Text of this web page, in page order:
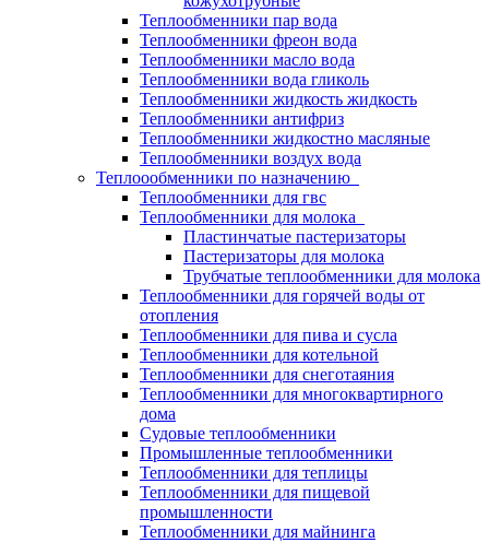
Теплообменники пар вода
Теплообменники фреон вода
Теплообменники масло вода
Теплообменники вода гликоль
Теплообменники жидкость жидкость
Теплообменники антифриз
Теплообменники жидкостно масляные
Теплообменники воздух вода
Теплоообменники по назначению
Теплообменники для гвс
Теплообменники для молока
Пластинчатые пастеризаторы
Пастеризаторы для молока
Трубчатые теплообменники для молока
Теплообменники для горячей воды от
отопления
Теплообменники для пива и сусла
Теплообменники для котельной
Теплообменники для снеготаяния
Теплообменники для многоквартирного
дома
Судовые теплообменники
Промышленные теплообменники
Теплообменники для теплицы
Теплообменники для пищевой
промышленности
Теплообменники для майнинга